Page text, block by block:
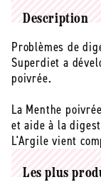
-
Argile
menthe
poivrée
250
comprimés
Description
Problèmes de
Superdiet a
poivrée.
La Menthe
et aide à la
L'Argile vient
Les plus